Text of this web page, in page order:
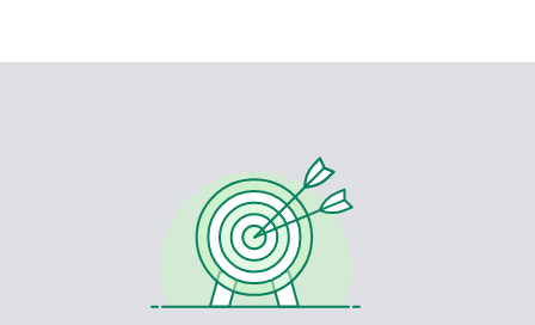
Välj tillvägagångssätt